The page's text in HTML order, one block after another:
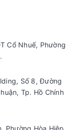
Cổ Nhuế, Phường
Số 8, Đường
Tp. Hồ Chính
Phường Hòa Hiệp